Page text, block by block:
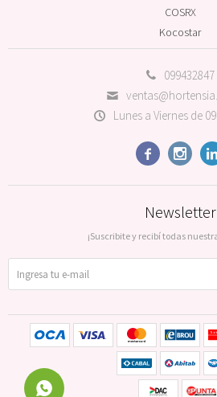
099432847
Lunes a Viernes de
  
COSRX
Kocostar
Newsletter
¡Suscribite y recibí todas